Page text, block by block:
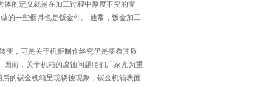
的定义就是在加工过程中厚度不变的零
的一些橱具也是钣金件。 通常，钣金加工
般是将一些金属薄板通过手工或模具冲
，可是关于机柜制作终究仍是要看其质
而，关于机箱的腐蚀问题咱们厂家尤为重
钣金机箱呈现锈蚀现象，钣金机箱表面